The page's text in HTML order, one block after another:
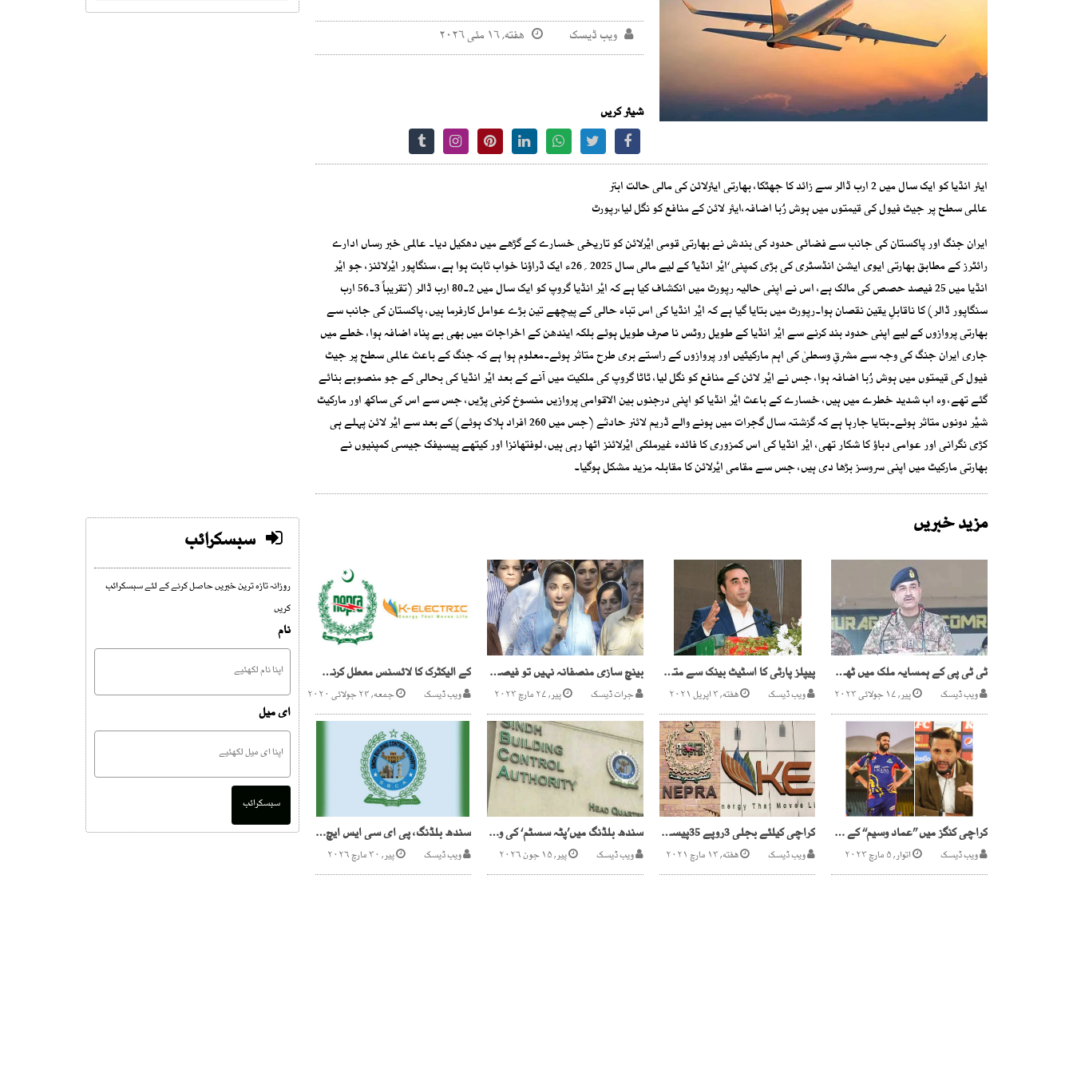
ویب ڈیسک هفته, ۱۶ مئی ۲۰۲۶
شیئر کریں
ایئر انڈیا کو ایک سال میں 2 ارب ڈالر سے زائد کا جھٹکا، بھارتی ایئرلائن کی مالی حالت ابتر
عالمی سطح پر جیٹ فیول کی قیمتوں میں ہوش رُبا اضافہ،ایئر لائن کے منافع کو نگل لیا،رپورٹ
ایران جنگ اور پاکستان کی جانب سے فضائی حدود کی بندش نے بھارتی قومی ایٔرلائن کو تاریخی خسارے کے گڑھے میں دھکیل دیا۔ عالمی خبر رساں ادارے
رائٹرز کے مطابق بھارتی ایوی ایشن انڈسٹری کی بڑی کمپنی ‘ایٔر انڈیا’ کے لیے مالی سال 2025؍26ء ایک ڈراؤنا خواب ثابت ہوا ہے، سنگاپور ایٔرلائنز، جو ایٔر
انڈیا میں 25 فیصد حصص کی مالک ہے، اس نے اپنی حالیہ رپورٹ میں انکشاف کیا ہے کہ ایٔر انڈیا گروپ کو ایک سال میں 2۔80 ارب ڈالر (تقریباً 3۔56 ارب
سنگاپور ڈالر) کا ناقابلِ یقین نقصان ہوا۔رپورٹ میں بتایا گیا ہے کہ ایٔر انڈیا کی اس تباہ حالی کے پیچھے تین بڑے عوامل کارفرما ہیں، پاکستان کی جانب سے
بھارتی پروازوں کے لیے اپنی حدود بند کرنے سے ایٔر انڈیا کے طویل روٹس نا صرف طویل ہوئے بلکہ ایندھن کے اخراجات میں بھی بے پناہ اضافہ ہوا، خطے میں
جاری ایران جنگ کی وجہ سے مشرقِ وسطیٰ کی اہم مارکیٹیں اور پروازوں کے راستے بری طرح متاثر ہوئے۔معلوم ہوا ہے کہ جنگ کے باعث عالمی سطح پر جیٹ
فیول کی قیمتوں میں ہوش رُبا اضافہ ہوا، جس نے ایٔر لائن کے منافع کو نگل لیا، ٹاٹا گروپ کی ملکیت میں آنے کے بعد ایٔر انڈیا کی بحالی کے جو منصوبے بنائے
گئے تھے، وہ اب شدید خطرے میں ہیں، خسارے کے باعث ایٔر انڈیا کو اپنی درجنوں بین الاقوامی پروازیں منسوخ کرنی پڑیں، جس سے اس کی ساکھ اور مارکیٹ
شیٔر دونوں متاثر ہوئے۔بتایا جارہا ہے کہ گزشتہ سال گجرات میں ہونے والے ڈریم لائنر حادثے (جس میں 260 افراد ہلاک ہوئے) کے بعد سے ایٔر لائن پہلے ہی
کڑی نگرانی اور عوامی دباؤ کا شکار تھی، ایٔر انڈیا کی اس کمزوری کا فائدہ غیرملکی ایٔرلائنز اٹھا رہی ہیں، لوفتھانزا اور کیتھے پیسیفک جیسی کمپنیوں نے
بھارتی مارکیٹ میں اپنی سروسز بڑھا دی ہیں، جس سے مقامی ایٔرلائن کا مقابلہ مزید مشکل ہوگیا۔
مزید خبریں
ٹی ٹی پی کے ہمسایہ ملک میں ٹھکانے ہیں،کورکمانڈر کانفرنس میں اظہار افسوس
ویب ڈیسک پیر, ۱۷ جولائی ۲۰۲۳
پیپلز پارٹی کا اسٹیٹ بینک سے متعلق صدارتی آرڈیننس چیلنج کرنے کا فیصلہ
ویب ڈیسک هفته, ۳ اپریل ۲۰۲۱
بینچ سازی منصفانہ نہیں تو فیصلہ کیسے منصفانہ تصور ہو گا؟مریم نواز
جرات ڈیسک پیر, ۲۷ مارچ ۲۰۲۳
کے الیکٹرک کا لائسنس معطل کرنے کا عندیہ
ویب ڈیسک جمعه, ۲۴ جولائی ۲۰۲۰
کراچی کنگز میں ’’عماد وسیم‘‘ کے علاوہ کچھ نہیں، شاہد آفریدی
ویب ڈیسک اتوار, ۵ مارچ ۲۰۲۳
کراچی کیلئے بجلی 3روپے 35پیسے فی یونٹ مہنگی
ویب ڈیسک هفته, ۱۳ مارچ ۲۰۲۱
سندھ بلڈنگ میں’پٹہ سسٹم‘ کی واپسی، ہفتہ وار ٹھیکہ طے
ویب ڈیسک پیر, ۱۵ جون ۲۰۲۶
سندھ بلڈنگ، پی ای سی ایس ایچ ایس میں درجنوں غیر قانونی پلاٹ انہدام سے محفوظ
ویب ڈیسک پیر, ۳۰ مارچ ۲۰۲۶
سبسکرائب
روزانہ تازہ ترین خبریں حاصل کرنے کے لئے سبسکرائب
کریں
نام
ای میل
سبسکرائب